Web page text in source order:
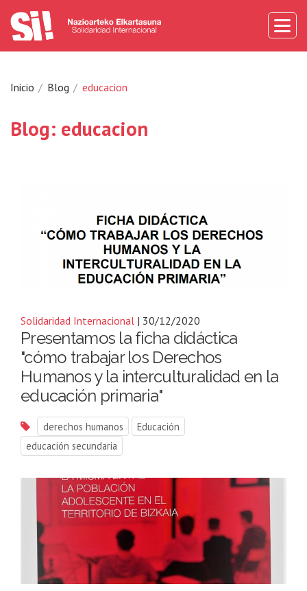
Inicio Blog educacion
Blog: educacion
Solidaridad Internacional | 30/12/2020
Presentamos la ficha didáctica
"cómo trabajar los Derechos
Humanos y la interculturalidad en la
educación primaria"
derechos humanos
Educación
educación secundaria